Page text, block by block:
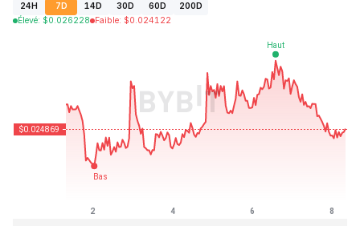
24H 7D 14D 30D 60D
200D
Élevé: $0.026228 Faible: $0.024122
Dernière mise à jour : 2026-08-08, 07:20 GMT+0